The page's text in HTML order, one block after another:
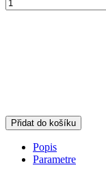
Přidat do košíku
Popis
Parametre